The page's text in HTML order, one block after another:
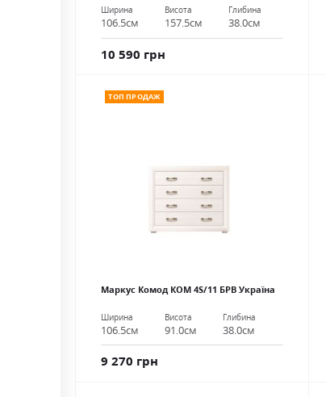
Ширина
106.5см
Висота
157.5см
Глибина
38.0см
10 590 грн
ТОП ПРОДАЖ
Маркус Комод КОМ 4S/11 БРВ Україна
Ширина
106.5см
Висота
91.0см
Глибина
38.0см
9 270 грн